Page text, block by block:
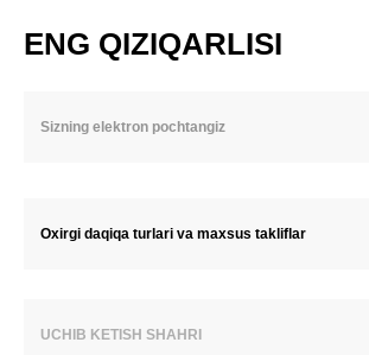
ENG QIZIQARLISI
Oxirgi daqiqa turlari va maxsus takliflar
UCHIB KETISH SHAHRI